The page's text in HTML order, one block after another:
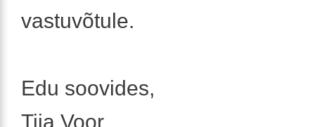
vastuvõtule.
Edu soovides,
Tiia Voor